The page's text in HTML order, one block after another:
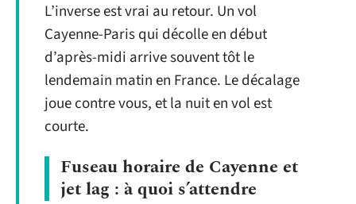
L’inverse est vrai au retour. Un vol
Cayenne-Paris qui décolle en début
d’après-midi arrive souvent tôt le
lendemain matin en France. Le décalage
joue contre vous, et la nuit en vol est
courte.
Fuseau horaire de Cayenne et
jet lag : à quoi s’attendre